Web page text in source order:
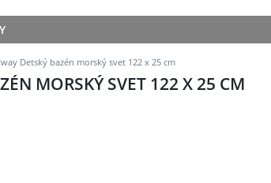
Detský bazén morský svet 122 x 25 cm
MORSKÝ SVET 122 X 25 CM